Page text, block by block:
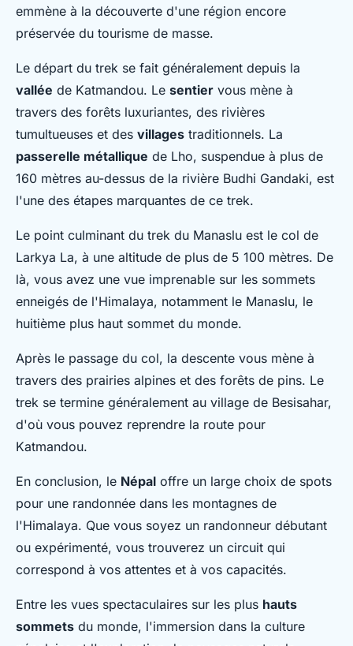
emmène à la découverte d'une région encore
préservée du tourisme de masse.
Le départ du trek se fait généralement depuis la
vallée de Katmandou. Le sentier vous mène à
travers des forêts luxuriantes, des rivières
tumultueuses et des villages traditionnels. La
passerelle métallique de Lho, suspendue à plus de
160 mètres au-dessus de la rivière Budhi Gandaki, est
l'une des étapes marquantes de ce trek.
Le point culminant du trek du Manaslu est le col de
Larkya La, à une altitude de plus de 5 100 mètres. De
là, vous avez une vue imprenable sur les sommets
enneigés de l'Himalaya, notamment le Manaslu, le
huitième plus haut sommet du monde.
Après le passage du col, la descente vous mène à
travers des prairies alpines et des forêts de pins. Le
trek se termine généralement au village de Besisahar,
d'où vous pouvez reprendre la route pour
Katmandou.
En conclusion, le Népal offre un large choix de spots
pour une randonnée dans les montagnes de
l'Himalaya. Que vous soyez un randonneur débutant
ou expérimenté, vous trouverez un circuit qui
correspond à vos attentes et à vos capacités.
Entre les vues spectaculaires sur les plus hauts
sommets du monde, l'immersion dans la culture